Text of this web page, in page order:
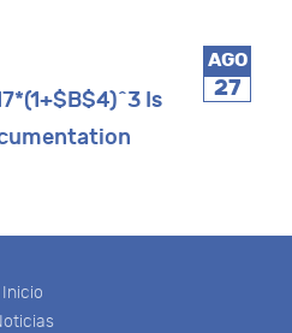
AGO
27
Is
Inicio